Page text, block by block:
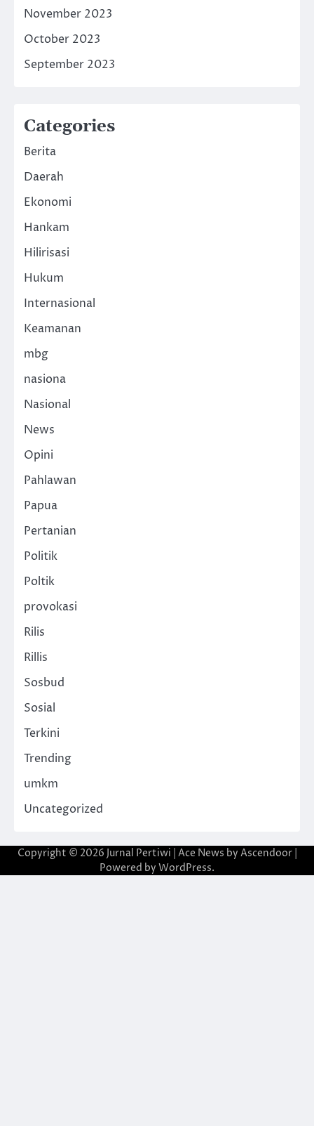
November 2023
October 2023
September 2023
Categories
Berita
Daerah
Ekonomi
Hankam
Hilirisasi
Hukum
Internasional
Keamanan
mbg
nasiona
Nasional
News
Opini
Pahlawan
Papua
Pertanian
Politik
Poltik
provokasi
Rilis
Rillis
Sosbud
Sosial
Terkini
Trending
umkm
Uncategorized
Copyright © 2026 Jurnal Pertiwi | Ace News by Ascendoor|
Powered by WordPress.